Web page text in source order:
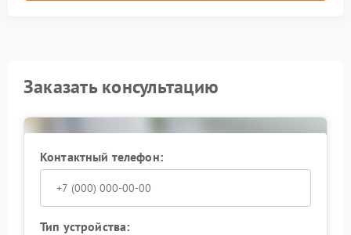
Заказать консультацию
Контактный телефон:
Тип устройства: